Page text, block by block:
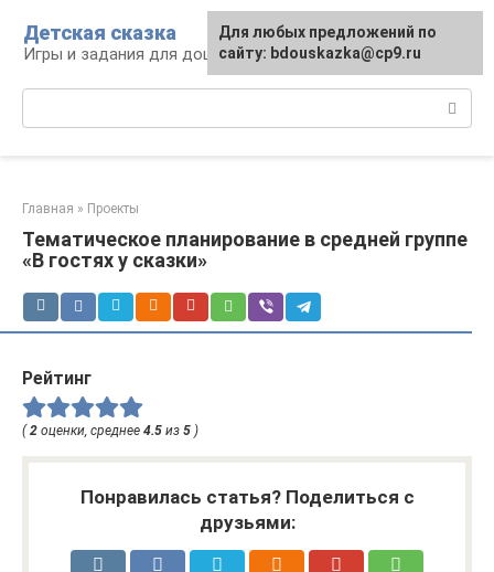
контенту
Детская сказка
Игры и задания для дошкольников
Главная » Проекты
Тематическое планирование в средней группе
«В гостях у сказки»
Рейтинг
(2 оценки, среднее 4.5 из 5 )
Понравилась статья? Поделиться с
друзьями:
Для любых предложений по
сайту: bdouskazka@cp9.ru